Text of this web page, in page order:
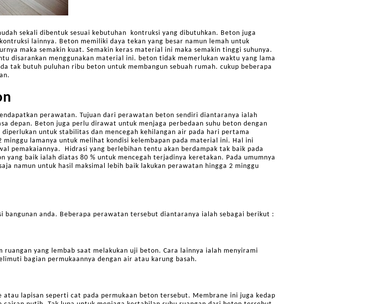
sekali dibentuk sesuai kebutuhan kontruksi yang dibutuhkan. Beton juga
lainnya. Beton memiliki daya tekan yang besar namun lemah untuk
maka semakin kuat. Semakin keras material ini maka semakin tinggi suhunya.
disarankan menggunakan material ini. beton tidak memerlukan waktu yang lama
tak butuh puluhan ribu beton untuk membangun sebuah rumah. cukup beberapa
perawatan. Tujuan dari perawatan beton sendiri diantaranya ialah
depan. Beton juga perlu dirawat untuk menjaga perbedaan suhu beton dengan
untuk stabilitas dan mencegah kehilangan air pada hari pertama
minggu lamanya untuk melihat kondisi kelembapan pada material ini. Hal ini
pemakaiannya. Hidrasi yang berlebihan tentu akan berdampak tak baik pada
baik ialah diatas 80 % untuk mencegah terjadinya keretakan. Pada umumnya
namun untuk hasil maksimal lebih baik lakukan perawatan hingga 2 minggu
anda. Beberapa perawatan tersebut diantaranya ialah sebagai berikut :
yang lembab saat melakukan uji beton. Cara lainnya ialah menyirami
bagian permukaannya dengan air atau karung basah.
atau lapisan seperti cat pada permukaan beton tersebut. Membrane ini juga kedap